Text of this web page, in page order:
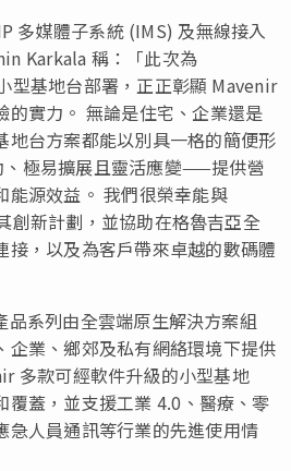
多媒體子系統 (IMS) 及無線接入
Karkala 稱：「此次為
型基地台部署，正正彰顯 Mavenir
的實力。 無論是住宅、企業還是
地台方案都能以別具一格的簡便形
極易擴展且靈活應變——提供營
能源效益。 我們很榮幸能與
創新計劃，並協助在格魯吉亞全
接，以及為客戶帶來卓越的數碼體
系列由全雲端原生解決方案組
企業、鄉郊及私有網絡環境下提供
多款可經軟件升級的小型基地
覆蓋，並支援工業 4.0、醫療、零
急人員通訊等行業的先進使用情